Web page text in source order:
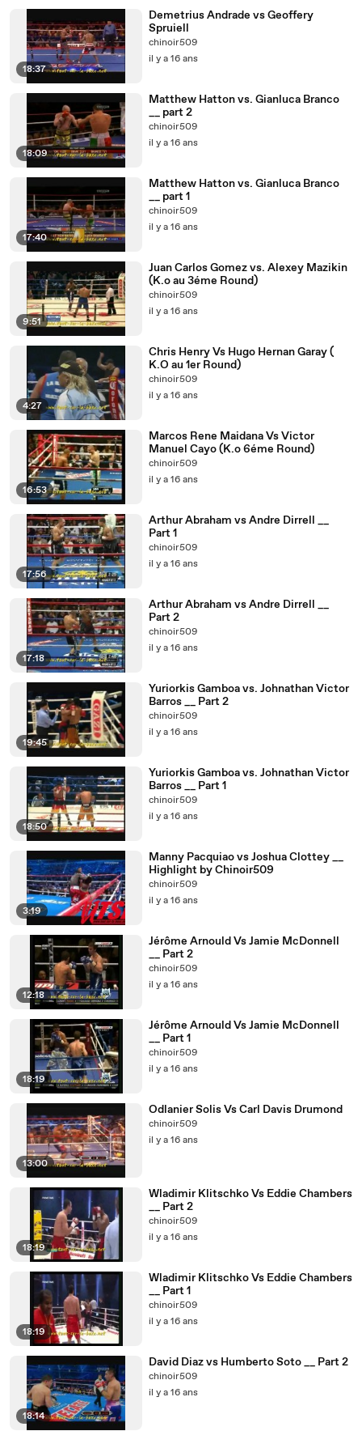
18:37
Demetrius Andrade vs Geoffery
Spruiell
chinoir509
il y a 16 ans
18:09
Matthew Hatton vs. Gianluca Branco
__ part 2
chinoir509
il y a 16 ans
17:40
Matthew Hatton vs. Gianluca Branco
__ part 1
chinoir509
il y a 16 ans
9:51
Juan Carlos Gomez vs. Alexey Mazikin
(K.o au 3éme Round)
chinoir509
il y a 16 ans
4:27
Chris Henry Vs Hugo Hernan Garay (
K.O au 1er Round)
chinoir509
il y a 16 ans
16:53
Marcos Rene Maidana Vs Victor
Manuel Cayo (K.o 6éme Round)
chinoir509
il y a 16 ans
17:56
Arthur Abraham vs Andre Dirrell __
Part 1
chinoir509
il y a 16 ans
17:18
Arthur Abraham vs Andre Dirrell __
Part 2
chinoir509
il y a 16 ans
19:45
Yuriorkis Gamboa vs. Johnathan Victor
Barros __ Part 2
chinoir509
il y a 16 ans
18:50
Yuriorkis Gamboa vs. Johnathan Victor
Barros __ Part 1
chinoir509
il y a 16 ans
3:19
Manny Pacquiao vs Joshua Clottey __
Highlight by Chinoir509
chinoir509
il y a 16 ans
12:18
Jérôme Arnould Vs Jamie McDonnell
__ Part 2
chinoir509
il y a 16 ans
18:19
Jérôme Arnould Vs Jamie McDonnell
__ Part 1
chinoir509
il y a 16 ans
13:00
Odlanier Solis Vs Carl Davis Drumond
chinoir509
il y a 16 ans
18:19
Wladimir Klitschko Vs Eddie Chambers
__ Part 2
chinoir509
il y a 16 ans
18:19
Wladimir Klitschko Vs Eddie Chambers
__ Part 1
chinoir509
il y a 16 ans
18:14
David Diaz vs Humberto Soto __ Part 2
chinoir509
il y a 16 ans